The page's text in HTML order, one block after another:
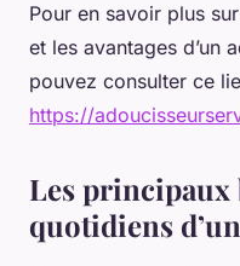
Pour en savoir plus
et les avantages d’un
pouvez consulter ce
https://
Les principaux
quotidiens